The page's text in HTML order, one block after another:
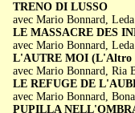
TRENO DI LUSSO
avec Mario Bonnard,
LE MASSACRE DES
avec Mario Bonnard,
L'AUTRE MOI (L'Altro
avec Mario Bonnard, Ria
LE REFUGE DE
avec Mario Bonnard,
PUPILLA